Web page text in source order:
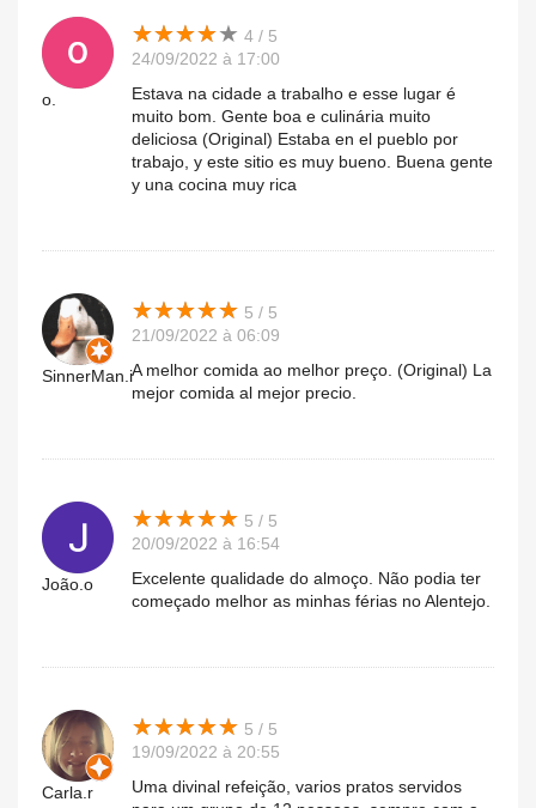
o.
★★★★★
★★★★★ 4 / 5
24/09/2022 à 17:00
Estava na cidade a trabalho e esse lugar é
muito bom. Gente boa e culinária muito
deliciosa (Original) Estaba en el pueblo por
trabajo, y este sitio es muy bueno. Buena gente
y una cocina muy rica
SinnerMan.i
★★★★★
★★★★★ 5 / 5
21/09/2022 à 06:09
A melhor comida ao melhor preço. (Original) La
mejor comida al mejor precio.
João.o
★★★★★
★★★★★ 5 / 5
20/09/2022 à 16:54
Excelente qualidade do almoço. Não podia ter
começado melhor as minhas férias no Alentejo.
Carla.r
★★★★★
★★★★★ 5 / 5
19/09/2022 à 20:55
Uma divinal refeição, varios pratos servidos